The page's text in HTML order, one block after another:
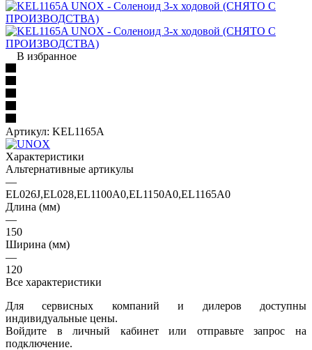
В избранное
Артикул: KEL1165A
Характеристики
Альтернативные артикулы
—
EL026J,EL028,EL1100A0,EL1150A0,EL1165A0
Длина (мм)
—
150
Ширина (мм)
—
120
Все характеристики
Для сервисных компаний и дилеров доступны
индивидуальные цены.
Войдите в личный кабинет или отправьте запрос на
подключение.